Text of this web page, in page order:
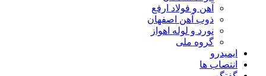
آهن و فولاد ارفع
ذوب آهن اصفهان
نورد و لوله اهواز
گروه ملی
ایمیدرو
انتصاب ها